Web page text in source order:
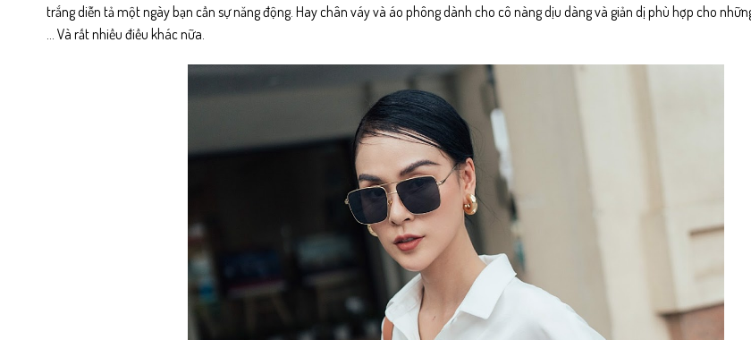
trắng diễn tả một ngày bạn cần sự năng động. Hay chân váy và áo phông dành cho cô nàng dịu dàng và giản dị phù hợp cho
… Và rất nhiều điều khác nữa.